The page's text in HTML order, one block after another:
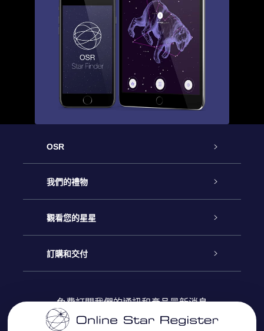
OSR
客戶服務
聯繫我們
博客
評論
我們的禮物
Online Star禮物
OSR禮物包
OSR 禮物卡
觀看您的星星
星星注册
個性化的Star Page
訂購和交付
付款資訊
免費訂閱我們的通訊和產品最新消息